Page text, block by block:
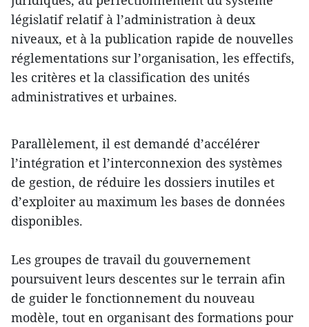
législatif relatif à l’administration à deux
niveaux, et à la publication rapide de nouvelles
réglementations sur l’organisation, les effectifs,
les critères et la classification des unités
administratives et urbaines.
Parallèlement, il est demandé d’accélérer
l’intégration et l’interconnexion des systèmes
de gestion, de réduire les dossiers inutiles et
d’exploiter au maximum les bases de données
disponibles.
Les groupes de travail du gouvernement
poursuivent leurs descentes sur le terrain afin
de guider le fonctionnement du nouveau
modèle, tout en organisant des formations pour